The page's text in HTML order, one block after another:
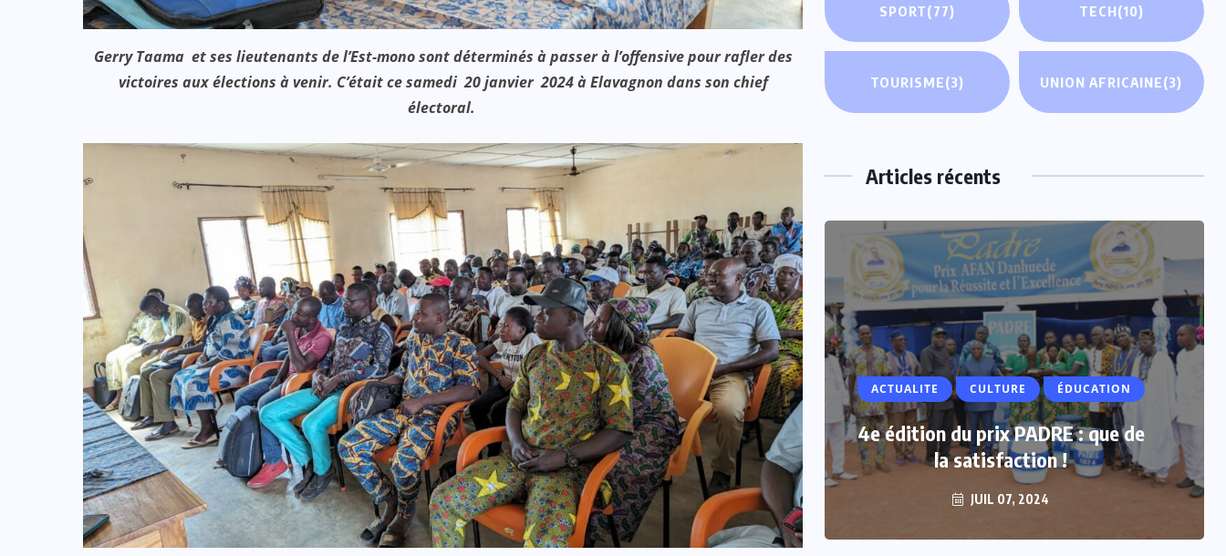
Gerry Taama et ses lieutenants de l’Est-mono sont déterminés à passer à l’offensive pour rafler des
victoires aux élections à venir. C’était ce samedi 20 janvier 2024 à Elavagnon dans son chief
électoral.
SPORT(77) TECH(10)
TOURISME(3) UNION AFRICAINE(3)
Articles récents
ACTUALITE CULTURE SPORT
Evala 2024 : Une présence
effective du Dr Lidi Bessi Kama
JUIL 07, 2024
ACTUALITE CULTURE ÉDUCATION
4e édition du prix PADRE : que de
la satisfaction !
JUIL 07, 2024
ACTUALITE
Vacances parlementaires : les
députés renforcent leur proximité
avec les populations
JUIL 07, 2024